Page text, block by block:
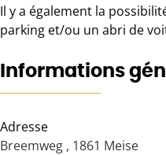
Il y a également la
parking et/ou un abri de
Informations
Adresse
Breemweg , 1861 Meise